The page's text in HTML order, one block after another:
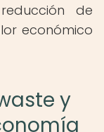
de
económico
y